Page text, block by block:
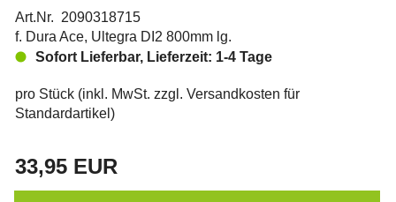
Art.Nr. 2090318715
f. Dura Ace, Ultegra DI2 800mm lg.
Sofort Lieferbar, Lieferzeit: 1-4 Tage
pro Stück (inkl. MwSt. zzgl. Versandkosten für
Standardartikel )
33,95 EUR